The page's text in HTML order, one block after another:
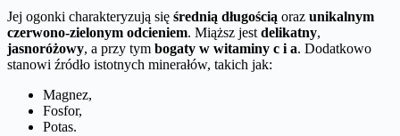
Jej ogonki charakteryzują się średnią długością oraz unikalnym
czerwono-zielonym odcieniem. Miąższ jest delikatny,
jasnoróżowy, a przy tym bogaty w witaminy c i a. Dodatkowo
stanowi źródło istotnych minerałów, takich jak:
Magnez,
Fosfor,
Potas.